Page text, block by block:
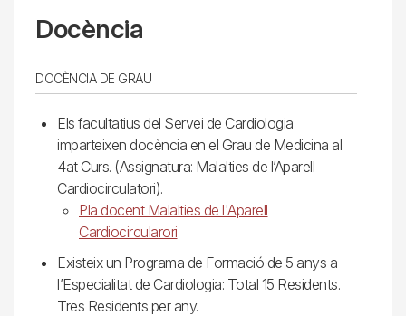
Docència
DOCÈNCIA DE GRAU
Els facultatius del Servei de Cardiologia
imparteixen docència en el Grau de Medicina al
4at Curs. (Assignatura: Malalties de l’Aparell
Cardiocirculatori).
Pla docent Malalties de l'Aparell
Cardiocircularori
Existeix un Programa de Formació de 5 anys a
l’Especialitat de Cardiologia: Total 15 Residents.
Tres Residents per any.